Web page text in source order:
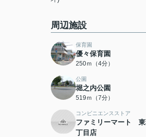
周辺施設
保育園
優々保育園
250ｍ（4分）
公園
堀之内公園
519ｍ（7分）
コンビニエンスストア
ファミリーマート
丁目店